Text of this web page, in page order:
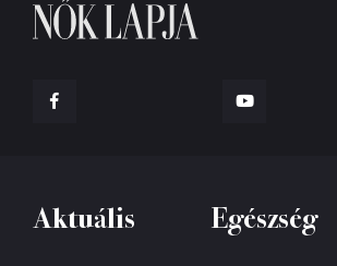
Aktuális Egészség